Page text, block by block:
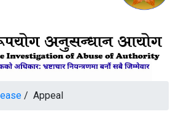
/ Appeal